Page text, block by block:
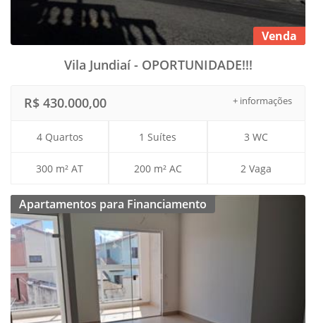
Venda
Vila Jundiaí - OPORTUNIDADE!!!
+ informações
R$ 430.000,00
4 Quartos 1 Suítes 3 WC
300 m² AT 200 m² AC 2 Vaga
Apartamentos para Financiamento